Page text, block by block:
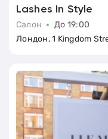
Lashes In Style
Салон
До 19:00
Лондон, 1 Kingdom